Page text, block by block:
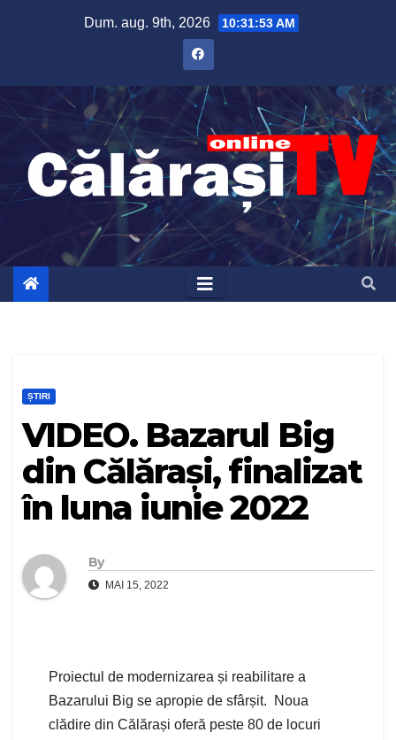
Dum. aug. 9th, 2026 10:31:54 AM
ȘTIRI
VIDEO. Bazarul Big
din Călărași, finalizat
în luna iunie 2022
By
MAI 15, 2022
Proiectul de modernizarea și reabilitare a
Bazarului Big se apropie de sfârșit. Noua
clădire din Călărași oferă peste 80 de locuri